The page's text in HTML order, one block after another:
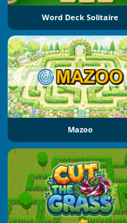
Word Deck Solitaire
Mazoo